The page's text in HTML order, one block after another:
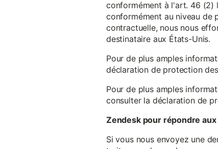
conformément à l'art. 46 (2)
conformément au niveau de
contractuelle, nous nous
destinataire aux États-Unis.
Pour de plus amples
déclaration de protection
Pour de plus amples
consulter la déclaration de
Zendesk pour répondre
Si vous nous envoyez une